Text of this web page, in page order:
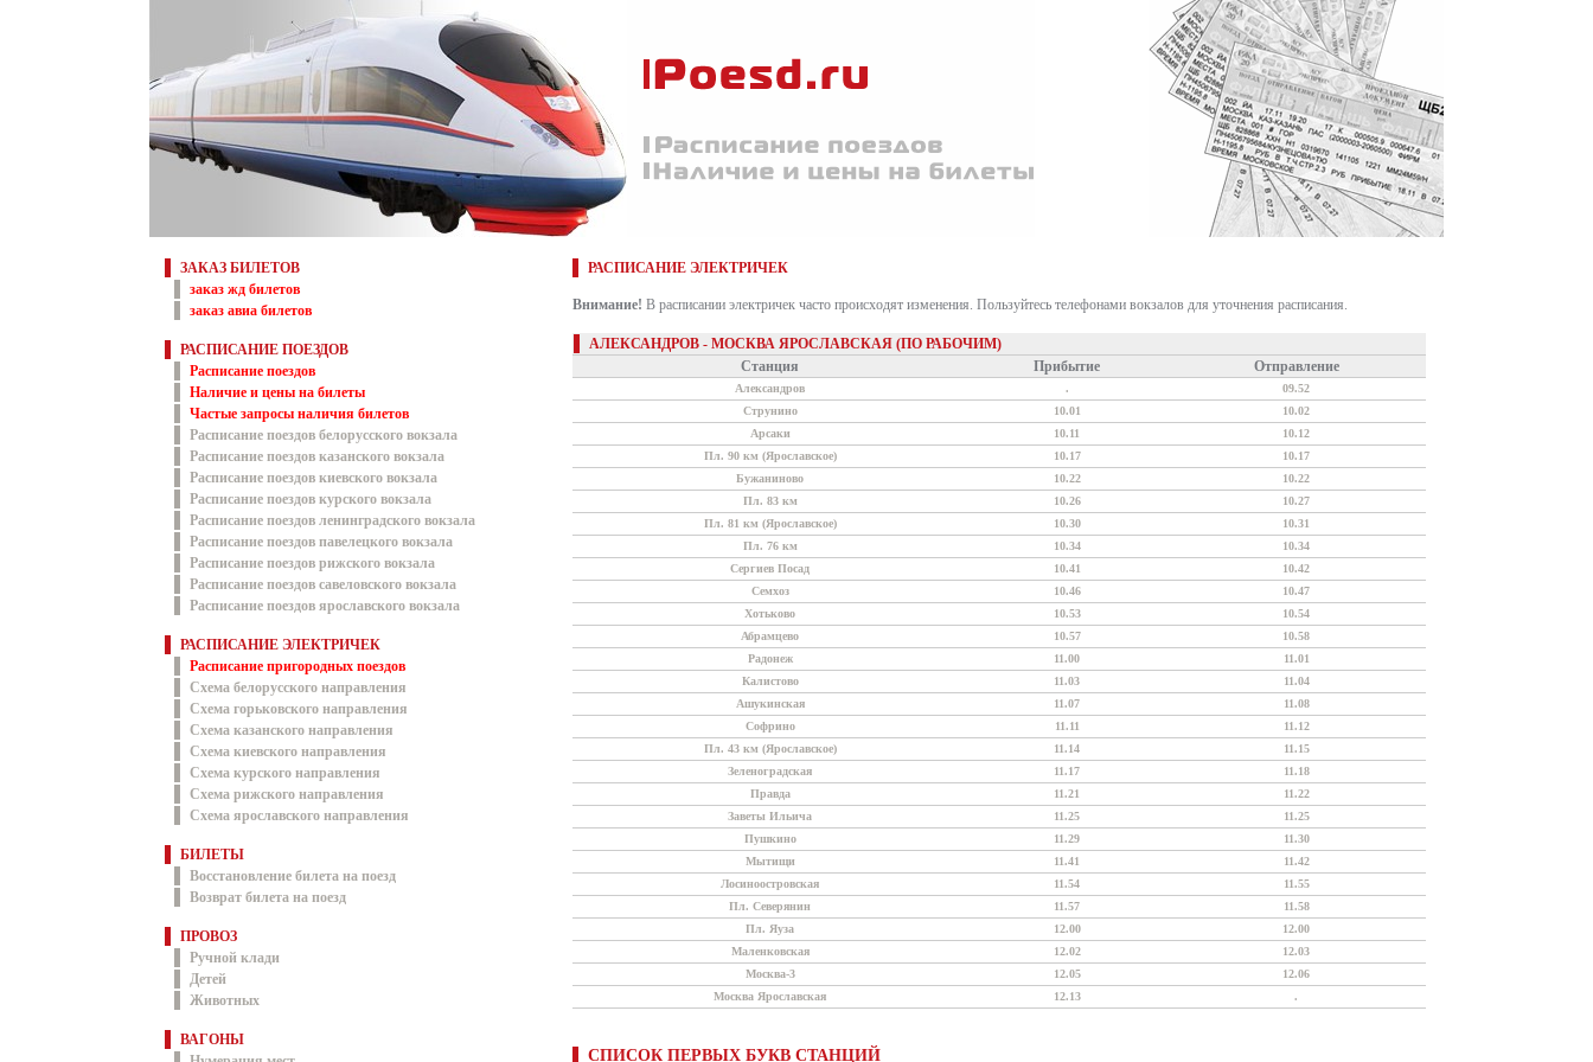
ЗАКАЗ БИЛЕТОВ
заказ жд билетов
заказ авиа билетов
РАСПИСАНИЕ ПОЕЗДОВ
Расписание поездов
Наличие и цены на билеты
Частые запросы наличия билетов
Расписание поездов белорусского вокзала
Расписание поездов казанского вокзала
Расписание поездов киевского вокзала
Расписание поездов курского вокзала
Расписание поездов ленинградского вокзала
Расписание поездов павелецкого вокзала
Расписание поездов рижского вокзала
Расписание поездов савеловского вокзала
Расписание поездов ярославского вокзала
РАСПИСАНИЕ ЭЛЕКТРИЧЕК
Расписание пригородных поездов
Схема белорусского направления
Схема горьковского направления
Схема казанского направления
Схема киевского направления
Схема курского направления
Схема рижского направления
Схема ярославского направления
БИЛЕТЫ
Восстановление билета на поезд
Возврат билета на поезд
ПРОВОЗ
Ручной клади
Детей
Животных
ВАГОНЫ
РАСПИСАНИЕ ЭЛЕКТРИЧЕК
Внимание! В расписании электричек часто происходят изменения. Пользуйтесь телефонами вокзалов для уточнения расписания.
АЛЕКСАНДРОВ - МОСКВА ЯРОСЛАВСКАЯ (ПО РАБОЧИМ)
Станция
Прибытие Отправление
Александров .
09.52
Струнино
10.01
10.02
Арсаки
10.11
10.12
Пл. 90 км (Ярославское)
10.17
10.17
Бужаниново
10.22
10.22
Пл. 83 км
10.26
10.27
Пл. 81 км (Ярославское)
10.30
10.31
Пл. 76 км
10.34
10.34
Сергиев Посад
10.41
10.42
Семхоз
10.46
10.47
Хотьково
10.53
10.54
Абрамцево
10.57
10.58
Радонеж
11.00
11.01
Калистово
11.03
11.04
Ашукинская
11.07
11.08
Софрино
11.11
11.12
Пл. 43 км (Ярославское)
11.14
11.15
Зеленоградская
11.17
11.18
Правда
11.21
11.22
Заветы Ильича
11.25
11.25
Пушкино
11.29
11.30
Мытищи
11.41
11.42
Лосиноостровская
11.54
11.55
Пл. Северянин
11.57
11.58
Пл. Яуза
12.00
12.00
Маленковская
12.02
12.03
Москва-3
12.05
12.06
Москва Ярославская
12.13 .
СПИСОК ПЕРВЫХ БУКВ СТАНЦИЙ